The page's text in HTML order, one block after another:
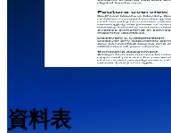
資料表